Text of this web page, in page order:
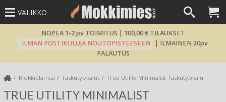
VALIKKO
NOPEA 1-2 pv TOIMITUS | 100,00 € TILAUKSET
ILMAN POSTIKULUJA NOUTOPISTEESEEN
| ILMAINEN 30pv
PALAUTUS
Mökkielämää Taskutyökalut True Utility Minimalist Taskutyökalu
TRUE UTILITY MINIMALIST